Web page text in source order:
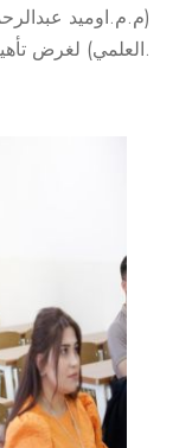
(م.م.اوميد
العلمي) لغرض تأهيل الطلاب.